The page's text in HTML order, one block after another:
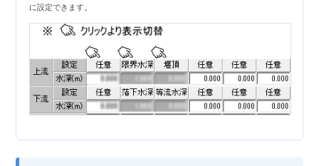
に設定できます。